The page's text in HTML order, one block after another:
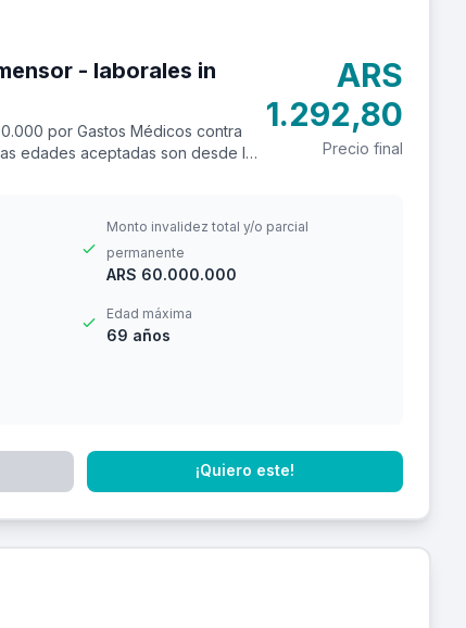
in
por Gastos Médicos contra
edades aceptadas son desde los
ARS
1.292,80
Precio final
Monto invalidez total y/o parcial
permanente
ARS 60.000.000
Edad máxima
69 años
¡Quiero este!